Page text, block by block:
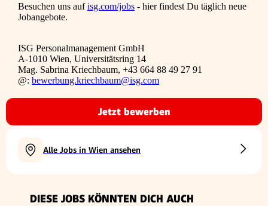
Besuchen uns aufisg.com/jobs - hier findest Du täglich neue
Jobangebote.
ISG Personalmanagement GmbH
A-1010 Wien, Universitätsring 14
Mag. Sabrina Kriechbaum, +43 664 88 49 27 91
@: bewerbung.kriechbaum@isg.com
Jetzt bewerben
Alle Jobs in Wien ansehen
DIESE JOBS KÖNNTEN DICH AUCH